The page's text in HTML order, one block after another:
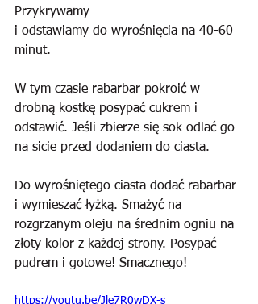
Przykrywamy
i odstawiamy do wyrośnięcia na 40-60
minut.
W tym czasie rabarbar pokroić w
drobną kostkę posypać cukrem i
odstawić. Jeśli zbierze się sok odlać go
na sicie przed dodaniem do ciasta.
Do wyrośniętego ciasta dodać rabarbar
i wymieszać łyżką. Smażyć na
rozgrzanym oleju na średnim ogniu na
złoty kolor z każdej strony. Posypać
pudrem i gotowe! Smacznego!
https://youtu.be/Jle7R0wDX-s